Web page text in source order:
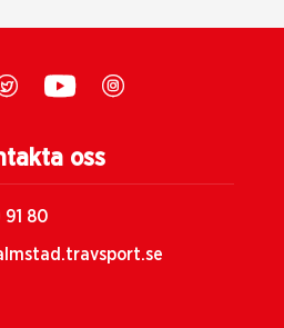
oss
91 80